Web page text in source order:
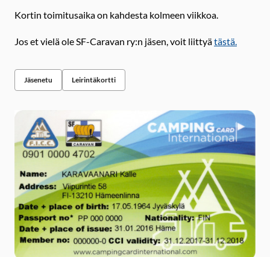
Kortin toimitusaika on kahdesta kolmeen viikkoa.
Jos et vielä ole SF-Caravan ry:n jäsen, voit liittyätästä.
Jäsenetu Leirintäkortti